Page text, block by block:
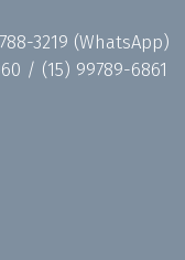
3219 (WhatsApp)
/ (15) 99789-6861